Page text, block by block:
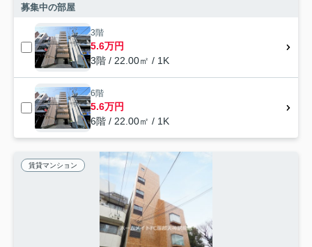
募集中の部屋
3階
5.6万円
3階 / 22.00㎡ / 1K
6階
5.6万円
6階 / 22.00㎡ / 1K
賃貸マンション